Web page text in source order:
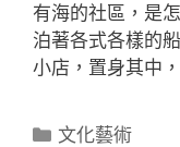
有海的社區，是
泊著各式各樣的
小店，置身其中
文化藝術